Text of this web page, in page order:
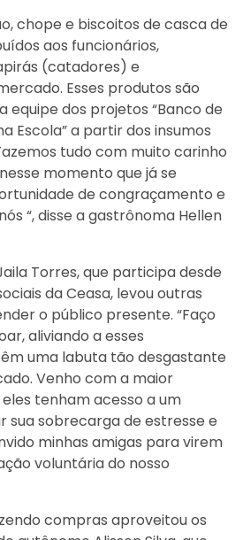
chope e biscoitos de casca de
aos funcionários,
(catadores) e
Esses produtos são
equipe dos projetos “Banco de
Escola” a partir dos insumos
tudo com muito carinho
momento que já se
de congraçamento e
“, disse a gastrônoma Hellen
Torres, que participa desde
da Ceasa, levou outras
o público presente. “Faço
aliviando a esses
uma labuta tão desgastante
Venho com a maior
tenham acesso a um
sua sobrecarga de estresse e
minhas amigas para virem
voluntária do nosso
compras aproveitou os